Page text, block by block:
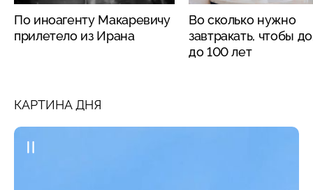
По иноагенту Макаревичу
прилетело из Ирана
Во сколько нужно
завтракать, чтобы
до 100 лет
КАРТИНА ДНЯ